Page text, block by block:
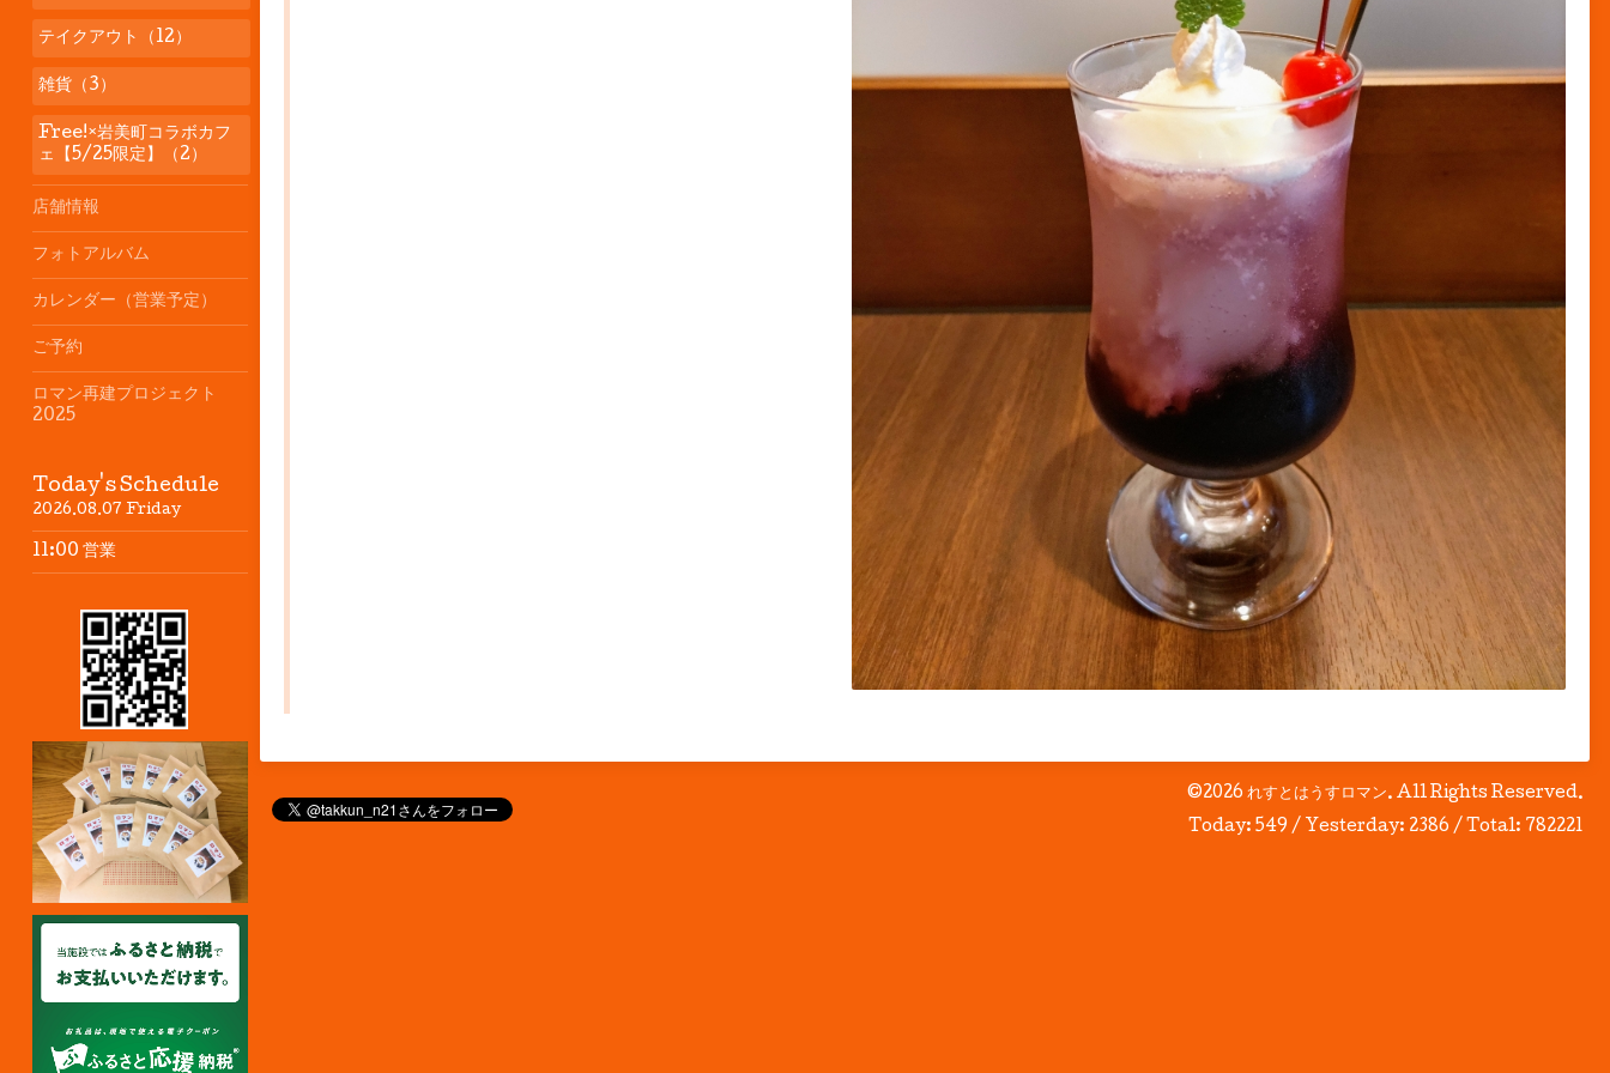
©2026 れすとはうすロマン. All Rights Reserved.
Today: 549 / Yesterday: 2386 / Total: 782221
テイクアウト（12）
雑貨（3）
Free!×岩美町コラボカフ
ェ【5/25限定】（2）
店舗情報
フォトアルバム
カレンダー（営業予定）
ご予約
ロマン再建プロジェクト
2025
Today's Schedule
2026.08.07 Friday
11:00 営業